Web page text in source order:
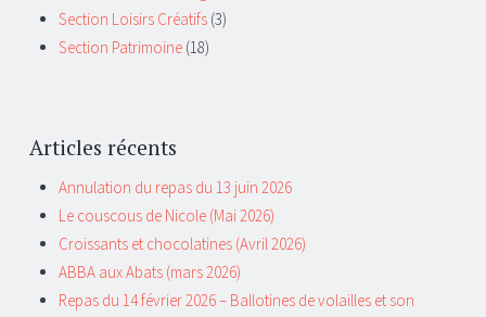
Section Loisirs Créatifs (3)
Section Patrimoine (18)
Articles récents
Annulation du repas du 13 juin 2026
Le couscous de Nicole (Mai 2026)
Croissants et chocolatines (Avril 2026)
ABBA aux Abats (mars 2026)
Repas du 14 février 2026 – Ballotines de volailles et son